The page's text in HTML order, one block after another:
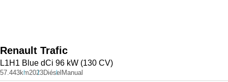
Renault Trafic
L1H1 Blue dCi 96 kW (130 CV)
57.443km2023Diésel Manual